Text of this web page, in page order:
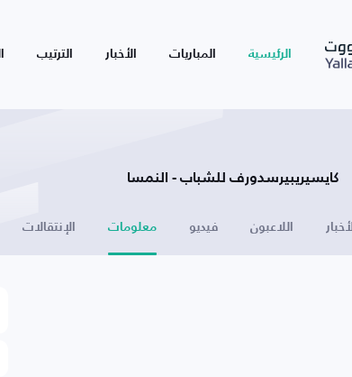
الرئيسية المباريات الأخبار الترتيب
كايسيريبيرسدورف للشباب - النمسا
الأخبار اللاعبون فيديو معلومات الإنتقالات